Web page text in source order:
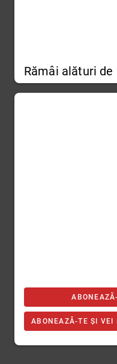
Rămâi alături de
ABONEAZĂ-TE ȘI VEI